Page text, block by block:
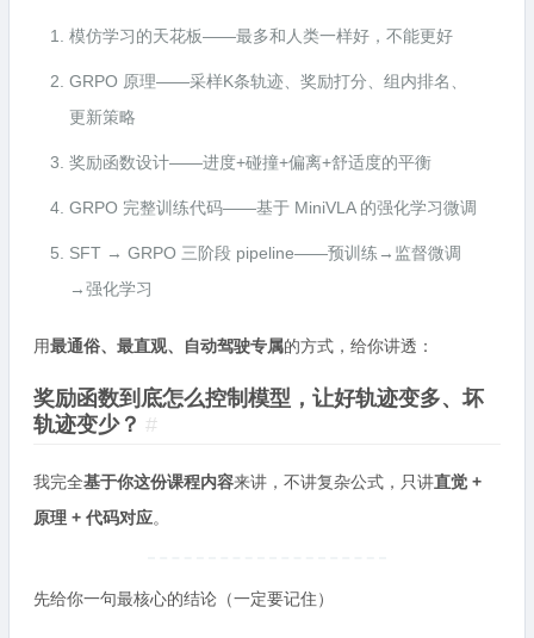
模仿学习的天花板——最多和人类一样好，不能更好
GRPO 原理——采样K条轨迹、奖励打分、组内排名、
更新策略
奖励函数设计——进度+碰撞+偏离+舒适度的平衡
GRPO 完整训练代码——基于 MiniVLA 的强化学习微调
SFT → GRPO 三阶段 pipeline——预训练→监督微调
→强化学习
用最通俗、最直观、自动驾驶专属的方式，给你讲透：
奖励函数到底怎么控制模型，让好轨迹变多、坏
轨迹变少？ #
我完全基于你这份课程内容来讲，不讲复杂公式，只讲直觉 +
原理 + 代码对应。
先给你一句最核心的结论（一定要记住）